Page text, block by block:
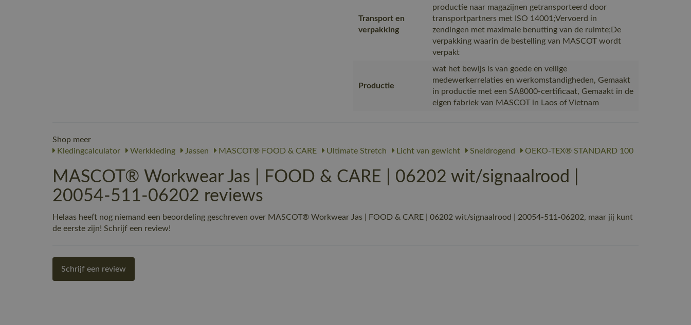
Transport en
verpakking
productie naar magazijnen getransporteerd door
transportpartners met ISO 14001;Vervoerd in
zendingen met maximale benutting van de ruimte;De
verpakking waarin de bestelling van MASCOT wordt
verpakt
Productie
wat het bewijs is van goede en veilige
medewerkerrelaties en werkomstandigheden, Gemaakt
in productie met een SA8000-certificaat, Gemaakt in de
eigen fabriek van MASCOT in Laos of Vietnam
Shop meer
Kledingcalculator
Werkkleding Jassen MASCOT® FOOD & CARE Ultimate Stretch Licht van gewicht Sneldrogend OEKO-TEX® STANDARD 100
MASCOT® Workwear Jas | FOOD & CARE | 06202 wit/signaalrood |
20054-511-06202 reviews
Helaas heeft nog niemand een beoordeling geschreven over MASCOT® Workwear Jas | FOOD & CARE | 06202 wit/signaalrood | 20054-511-06202, maar jij kunt
de eerste zijn! Schrijf een review!
Schrijf een review